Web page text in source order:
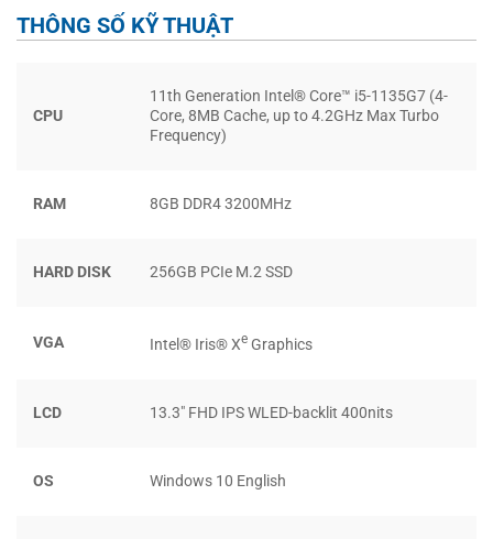
Máy còn có cổng DisplayPort 1.4, cho phép bạn dùng để
kết nối với màn hình 4K 120Hz hoặc hai màn hình 4K ở tần
mình có thể gõ một bài tham luận dài trên chiếc laptop này
THÔNG SỐ KỸ THUẬT
CPU
11th Generation Intel® Core™ i5-1135G7 (4-
Core, 8MB Cache, up to 4.2GHz Max Turbo
Frequency)
RAM 8GB DDR4 3200MHz
HARD DISK 256GB PCIe M.2 SSD
VGA Intel® Iris® Xe Graphics
LCD 13.3″ FHD IPS WLED-backlit 400nits
OS Windows 10 English